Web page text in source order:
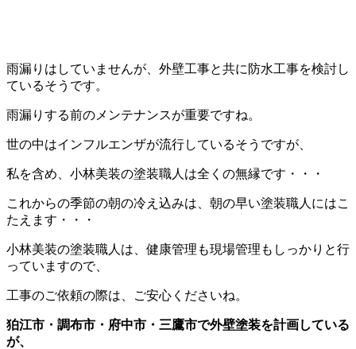
雨漏りはしていませんが、外壁工事と共に防水工事を検討し
ているそうです。
雨漏りする前のメンテナンスが重要ですね。
世の中はインフルエンザが流行しているそうですが、
私を含め、小林美装の塗装職人は全くの無縁です・・・
これからの季節の朝の冷え込みは、朝の早い塗装職人にはこ
たえます・・・
小林美装の塗装職人は、健康管理も現場管理もしっかりと行
っていますので、
工事のご依頼の際は、ご安心くださいね。
狛江市・調布市・府中市・三鷹市で外壁塗装を計画している
が、